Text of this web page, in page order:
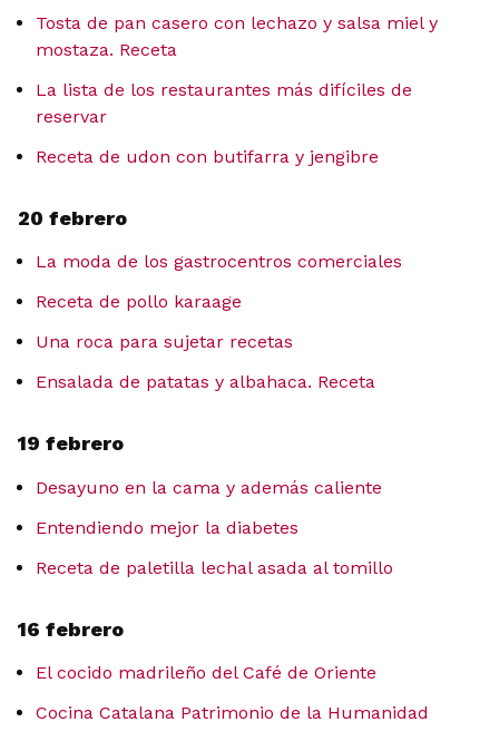
Tosta de pan casero con lechazo y salsa miel y
mostaza. Receta
La lista de los restaurantes más difíciles de
reservar
Receta de udon con butifarra y jengibre
20 febrero
La moda de los gastrocentros comerciales
Receta de pollo karaage
Una roca para sujetar recetas
Ensalada de patatas y albahaca. Receta
19 febrero
Desayuno en la cama y además caliente
Entendiendo mejor la diabetes
Receta de paletilla lechal asada al tomillo
16 febrero
El cocido madrileño del Café de Oriente
Cocina Catalana Patrimonio de la Humanidad